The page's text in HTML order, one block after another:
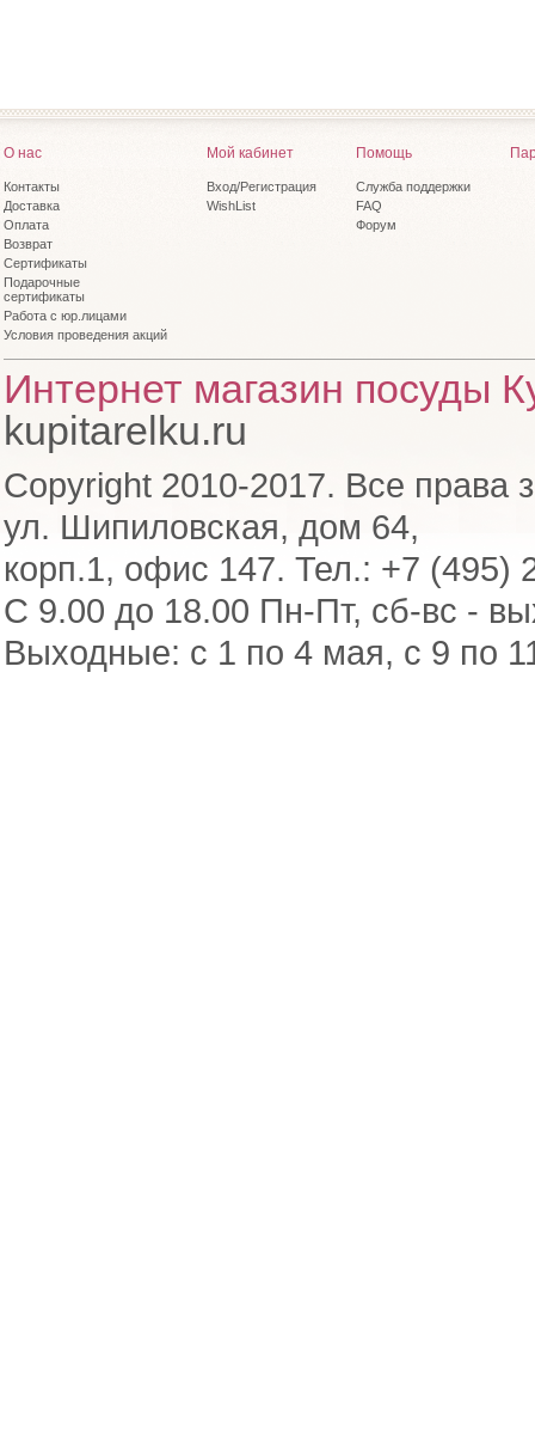
О нас
Контакты
Доставка
Оплата
Возврат
Сертификаты
Подарочные
сертификаты
Работа с юр.лицами
Условия проведения акций
Мой кабинет
Вход/Регистрация
WishList
Помощь
Служба поддержки
FAQ
Форум
Интернет магазин посуды
kupitarelku.ru
Copyright 2010-2017. Все права
ул. Шипиловская, дом 64,
корп.1, офис 147. Тел.: +7 (495)
С 9.00 до 18.00 Пн-Пт, сб-вс -
Выходные: с 1 по 4 мая, с 9 по